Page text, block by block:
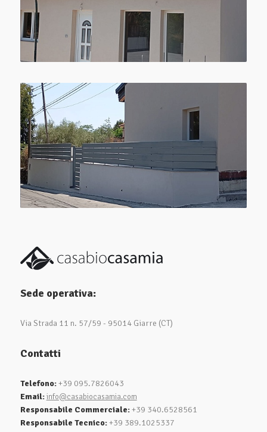
Sede operativa:
Via Strada 11 n. 57/59 - 95014 Giarre (CT)
Contatti
Telefono:+39 095.7826043
Email: info@casabiocasamia.com
Responsabile Commerciale:+39 340.6528561
Responsabile Tecnico:+39 389.1025337